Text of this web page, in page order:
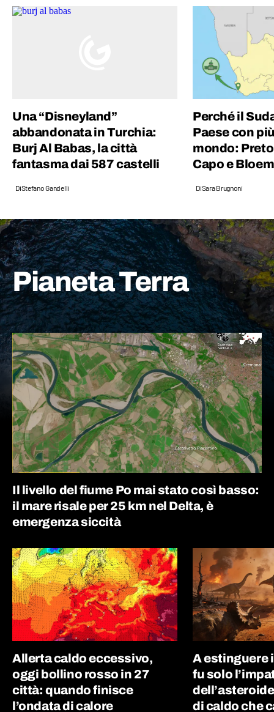
Una “Disneyland”
abbandonata in Turchia:
Burj Al Babas, la città
fantasma dai 587 castelli
DiStefano Gandelli
Perché il
Paese con
mondo:
Capo e
DiSara Brugnoni
Pianeta Terra
Il livello del fiume Po mai stato così basso:
il mare risale per 25 km nel Delta, è
emergenza siccità
Allerta caldo eccessivo,
oggi bollino rosso in 27
città: quando finisce
l’ondata di calore
A estinguere
fu solo
di caldo che